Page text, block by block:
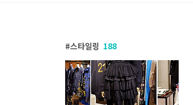
스타일링 188